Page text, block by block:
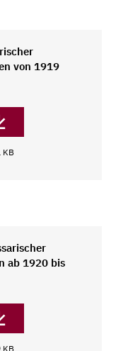
von 1919
KB
ab 1920 bis
KB